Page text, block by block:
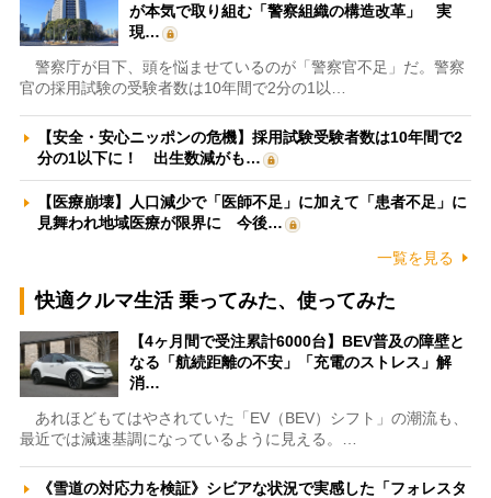
が本気で取り組む「警察組織の構造改革」 実
現…
警察庁が目下、頭を悩ませているのが「警察官不足」だ。警察
官の採用試験の受験者数は10年間で2分の1以…
【安全・安心ニッポンの危機】採用試験受験者数は10年間で2
分の1以下に！ 出生数減がも…
【医療崩壊】人口減少で「医師不足」に加えて「患者不足」に
見舞われ地域医療が限界に 今後…
一覧を見る
快適クルマ生活 乗ってみた、使ってみた
【4ヶ月間で受注累計6000台】BEV普及の障壁と
なる「航続距離の不安」「充電のストレス」解
消…
あれほどもてはやされていた「EV（BEV）シフト」の潮流も、
最近では減速基調になっているように見える。…
《雪道の対応力を検証》シビアな状況で実感した「フォレスタ